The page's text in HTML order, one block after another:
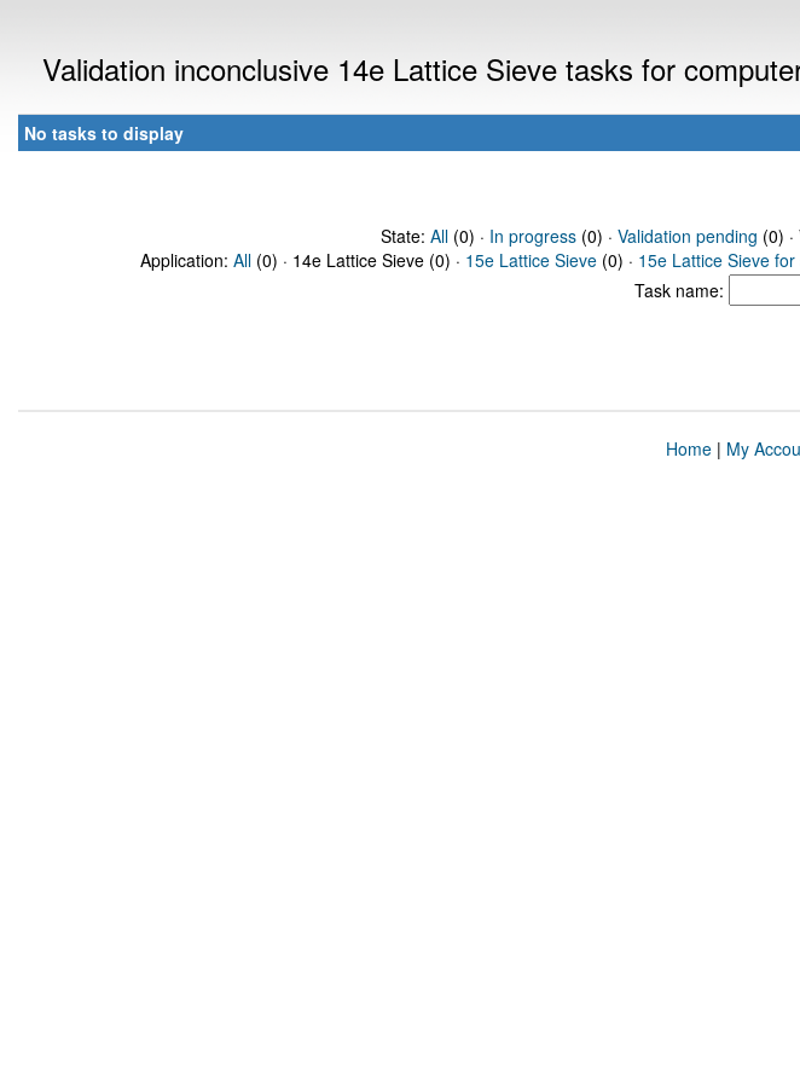
Validation inconclusive 14e Lattice Sieve tasks for
No tasks to display
State: All(0) · In progress(0) · Validation pending (0)
Application: All (0) · 14e Lattice Sieve (0) · 15e Lattice Sieve (0) · 15e Lattice Sieve
Task name:
Home| My